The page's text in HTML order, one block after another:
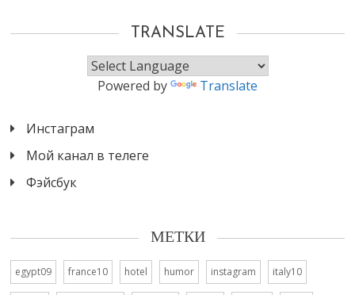
TRANSLATE
Powered by Translate
Инстаграм
Мой канал в телеге
Фэйсбук
МЕТКИ
egypt09 france10 hotel humor instagram italy10